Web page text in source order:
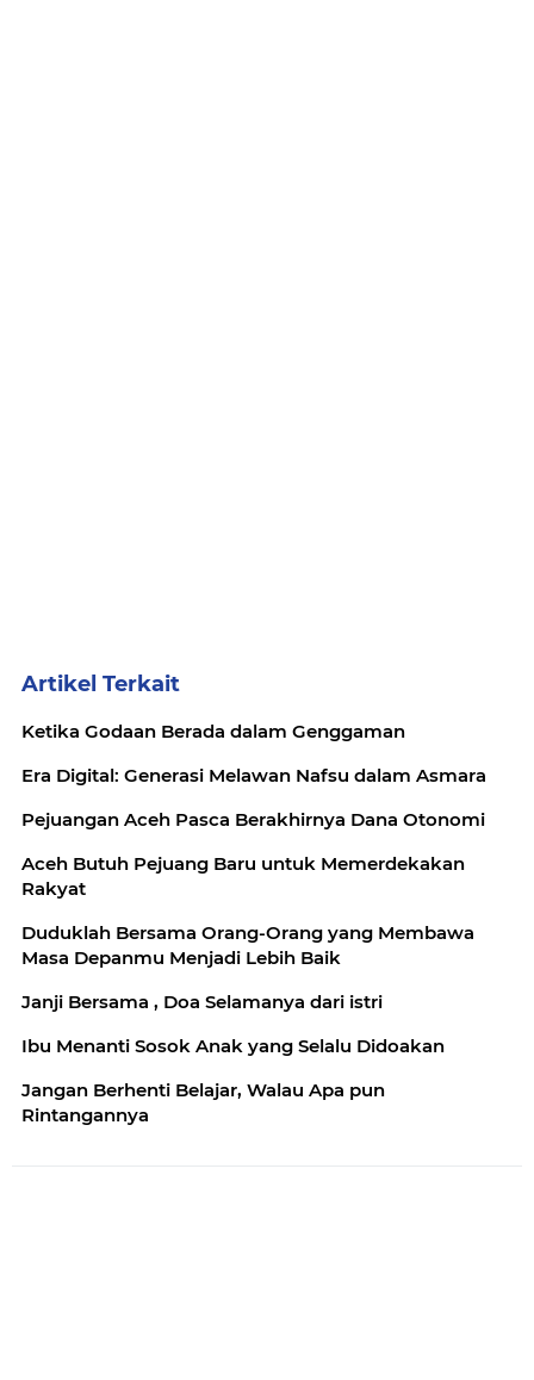
Artikel Terkait
Ketika Godaan Berada dalam Genggaman
Era Digital: Generasi Melawan Nafsu dalam Asmara
Pejuangan Aceh Pasca Berakhirnya Dana Otonomi
Aceh Butuh Pejuang Baru untuk Memerdekakan
Rakyat
Duduklah Bersama Orang-Orang yang Membawa
Masa Depanmu Menjadi Lebih Baik
Janji Bersama , Doa Selamanya dari istri
Ibu Menanti Sosok Anak yang Selalu Didoakan
Jangan Berhenti Belajar, Walau Apa pun
Rintangannya